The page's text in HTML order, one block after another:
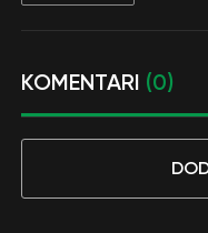
KOMENTARI (0)